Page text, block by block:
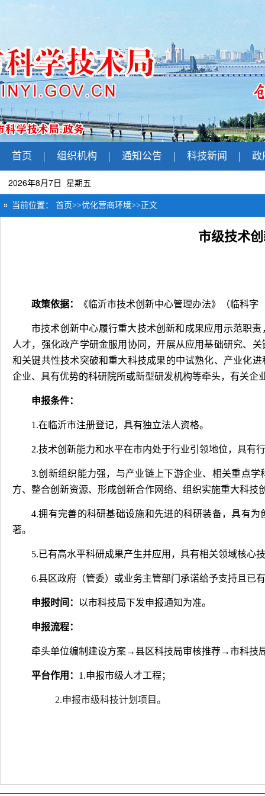
首页 | 组织机构 | 通知公告 | 科技新闻 | 政
2026年8月7日 星期五
当前位置： 首页>>优化营商环境>> 正文
市级技术
政策依据： 《临沂市技术创新中心管理办法》（临科字
市技术创新中心履行重大技术创新和成果应用示范职
人才，强化政产学研金服用协同，开展从应用基础研究、
和关键共性技术突破和重大科技成果的中试熟化、产业化
企业、具有优势的科研院所或新型研发机构等牵头，有关
申报条件：
1.在临沂市注册登记，具有独立法人资格。
2.技术创新能力和水平在市内处于行业引领地位，具有
3.创新组织能力强，与产业链上下游企业、相关重点
方、整合创新资源、形成创新合作网络、组织实施重大科技
4.拥有完善的科研基础设施和先进的科研装备，具有
著。
5.已有高水平科研成果产生并应用，具有相关领域核心
6.县区政府（管委）或业务主管部门承诺给予支持且已
申报时间： 以市科技局下发申报通知为准。
申报流程：
牵头单位编制建设方案→ 县区科技局审核推荐→市科技
平台作用： 1.申报市级人才工程；
2.申报市级科技计划项目。